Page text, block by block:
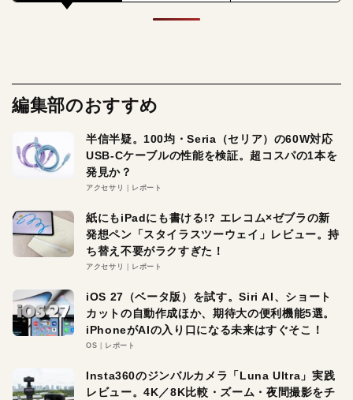
編集部のおすすめ
半信半疑。100均・Seria（セリア）の60W対応
USB-Cケーブルの性能を検証。超コスパの1本を
発見か？
アクセサリ レポート
紙にもiPadにも書ける!? エレコム×ゼブラの新
発想ペン「スタイラスツーウェイ」レビュー。持
ち替え不要がラクすぎた！
アクセサリ レポート
iOS 27（ベータ版）を試す。Siri AI、ショート
カットの自動作成ほか、期待大の便利機能5選。
iPhoneがAIの入り口になる未来はすぐそこ！
OS レポート
Insta360のジンバルカメラ「Luna Ultra」実践
レビュー。4K／8K比較・ズーム・夜間撮影をチ